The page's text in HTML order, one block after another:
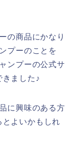
の商品にかなり
プーのことを
ンプーの公式サ
ました♪
に興味のある方
よいかもしれ